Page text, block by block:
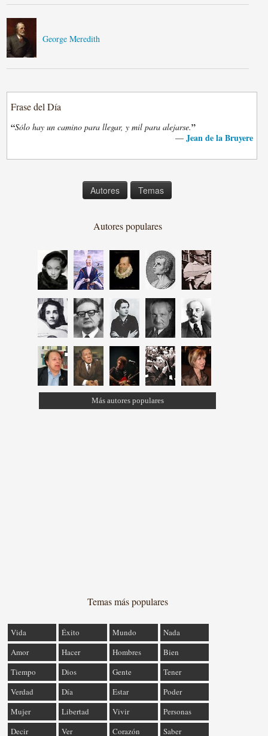
George Meredith
Frase del Día
“Sólo hay un camino para llegar, y mil para alejarse.”
— Jean de la Bruyere
Autores Temas
Autores populares
Más autores populares
Temas más populares
Vida Éxito Mundo
Nada
Amor
Hacer Hombres
Bien
Tiempo
Dios Gente
Tener
Verdad
Día Estar
Poder
Mujer
Libertad Vivir
Personas
Decir
Ver Corazón Saber